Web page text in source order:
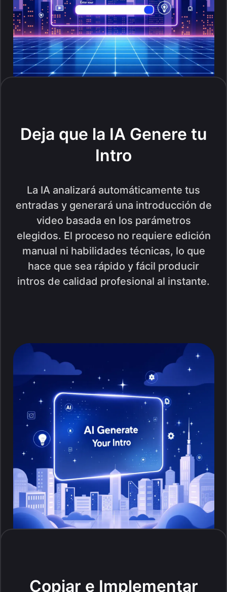
Deja que la IA Genere tu
Intro
La IA analizará automáticamente tus
entradas y generará una introducción de
video basada en los parámetros
elegidos. El proceso no requiere edición
manual ni habilidades técnicas, lo que
hace que sea rápido y fácil producir
intros de calidad profesional al instante.
Copiar e Implementar